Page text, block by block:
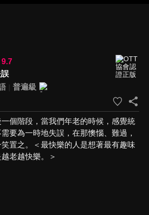
9.7
普遍級
個階段，當我們年老的時候，感覺統
要為一時地失誤，在那懊惱、難過，
置之。＜最快樂的人是想著最有趣味
老越快樂。＞